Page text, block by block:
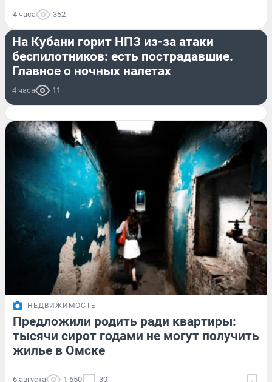
4 часа 352
ПРОИСШЕСТВИЯ
На Кубани горит НПЗ из-за атаки
беспилотников: есть пострадавшие.
Главное о ночных налетах
4 часа 11
НЕДВИЖИМОСТЬ
Предложили родить ради квартиры:
тысячи сирот годами не могут получить
жилье в Омске
6 августа 1 650 30